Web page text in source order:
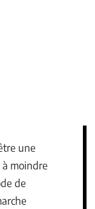
une
moindre
de